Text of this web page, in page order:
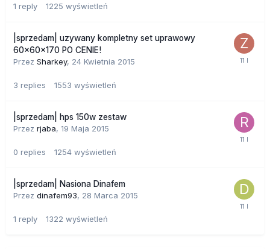
1 reply 1225 wyświetleń
|sprzedam| uzywany kompletny set uprawowy
60x60x170 PO CENIE!
Przez Sharkey, 24 Kwietnia 2015
3 replies 1553 wyświetleń
|sprzedam| hps 150w zestaw
Przez rjaba, 19 Maja 2015
0 replies 1254 wyświetleń
|sprzedam| Nasiona Dinafem
Przez dinafem93, 28 Marca 2015
1 reply 1322 wyświetleń